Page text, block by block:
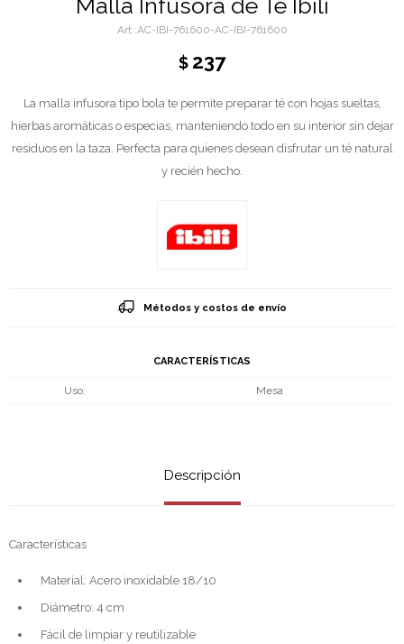
Malla Infusora de Té Ibili
AC-IBI-761600-AC-IBI-761600
$ 237
La malla infusora tipo bola te permite preparar té con hojas sueltas,
hierbas aromáticas o especias, manteniendo todo en su interior sin dejar
residuos en la taza. Perfecta para quienes desean disfrutar un té natural
y recién hecho.
Métodos y costos de envío
CARACTERÍSTICAS
Uso Mesa
Descripción
Características
Material: Acero inoxidable 18/10
Diámetro: 4 cm
Fácil de limpiar y reutilizable